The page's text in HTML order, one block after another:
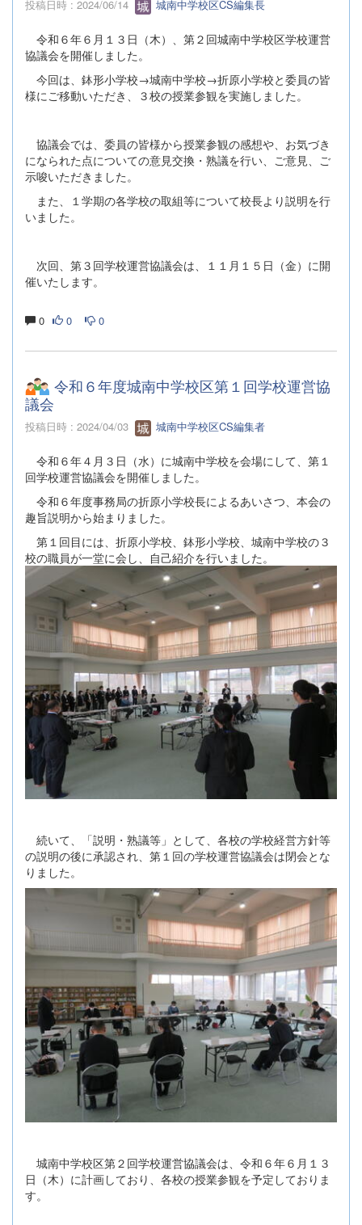
投稿日時 : 2024/06/14 城南中学校区CS編集長
令和６年６月１３日（木）、第２回城南中学校区学校運営
協議会を開催しました。
今回は、鉢形小学校→城南中学校→折原小学校と委員の皆
様にご移動いただき、３校の授業参観を実施しました。
協議会では、委員の皆様から授業参観の感想や、お気づき
になられた点についての意見交換・熟議を行い、ご意見、ご
示唆いただきました。
また、１学期の各学校の取組等について校長より説明を行
いました。
次回、第３回学校運営協議会は、１１月１５日（金）に開
催いたします。
0 0 0
令和６年度城南中学校区第１回学校運営協
議会
投稿日時 : 2024/04/03 城南中学校区CS編集者
令和６年４月３日（水）に城南中学校を会場にして、第１
回学校運営協議会を開催しました。
令和６年度事務局の折原小学校長によるあいさつ、本会の
趣旨説明から始まりました。
第１回目には、折原小学校、鉢形小学校、城南中学校の３
校の職員が一堂に会し、自己紹介を行いました。
続いて、「説明・熟議等」として、各校の学校経営方針等
の説明の後に承認され、第１回の学校運営協議会は閉会とな
りました。
城南中学校区第２回学校運営協議会は、令和６年６月１３
日（木）に計画しており、各校の授業参観を予定しておりま
す。